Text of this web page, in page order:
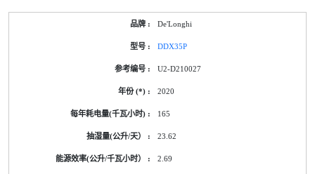
De'Longhi
DDX35P
U2-D210027
2020
165
23.62
2.69